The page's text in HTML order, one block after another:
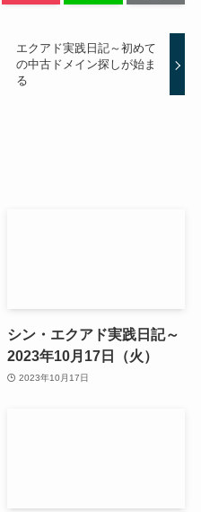
エクアド実践日記～初めて
の中古ドメイン探しが始ま
る
シン・エクアド実践日記～
2023年10月17日（火）
2023年10月17日